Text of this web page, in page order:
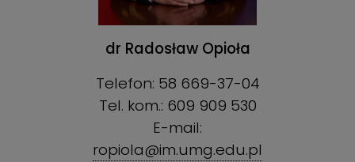
dr Radosław Opioła
Telefon: 58 669-37-04
Tel. kom.: 609 909 530
E-mail:
ropiola@im.umg.edu.pl